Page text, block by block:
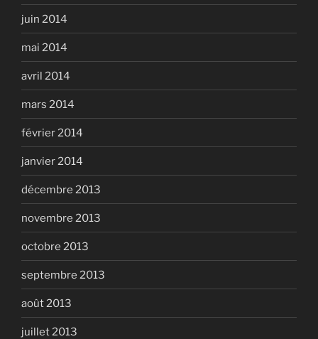
juin 2014
mai 2014
avril 2014
mars 2014
février 2014
janvier 2014
décembre 2013
novembre 2013
octobre 2013
septembre 2013
août 2013
juillet 2013